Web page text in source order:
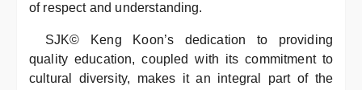
of respect and understanding.
SJK© Keng Koon’s dedication to providing
quality education, coupled with its commitment to
cultural diversity, makes it an integral part of the